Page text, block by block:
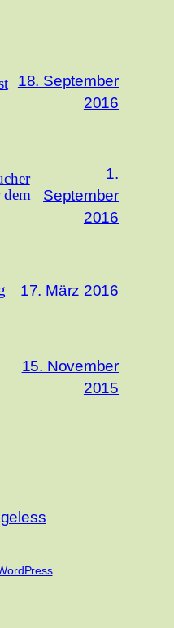
18. September
2016
1.
September
2016
17. März 2016
15. November
2015